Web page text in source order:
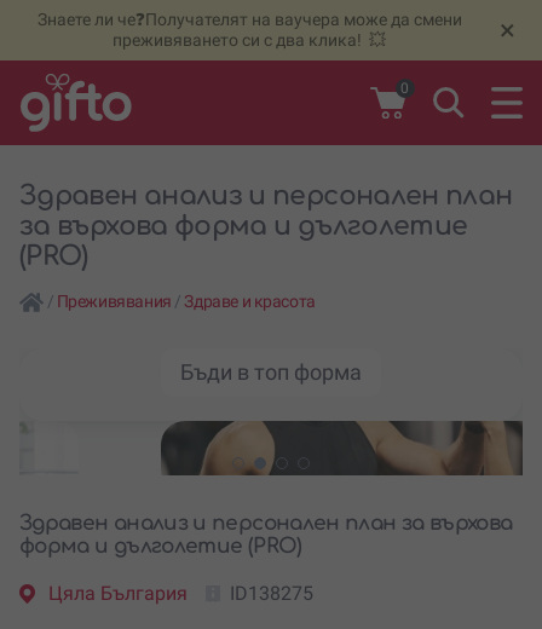
Знаете ли че❓Получателят на ваучера може да смени
преживяването си с два клика! 💥
×
0
Здравен анализ и персонален план
за върхова форма и дълголетие
(PRO)
/ Преживявания / Здраве и красота
Бъди в топ форма
Здравен анализ и персонален план за върхова
форма и дълголетие (PRO)
Цяла България ID138275